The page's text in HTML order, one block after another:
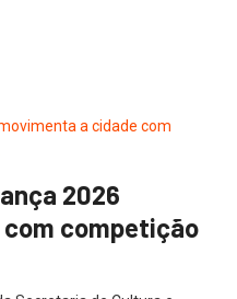
2026
competição